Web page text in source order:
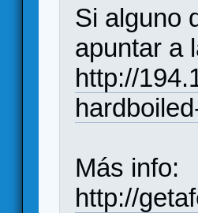
Si alguno
apuntar a
http://
Más info:
http://